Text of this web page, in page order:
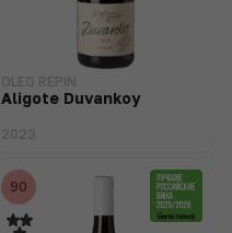
OLEG REPIN
Aligote Duvankoy
2023
90